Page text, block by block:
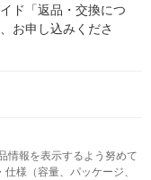
ド「返品・交換につ
お申し込みくださ
情報を表示するよう努めて
様（容量、パッケージ、